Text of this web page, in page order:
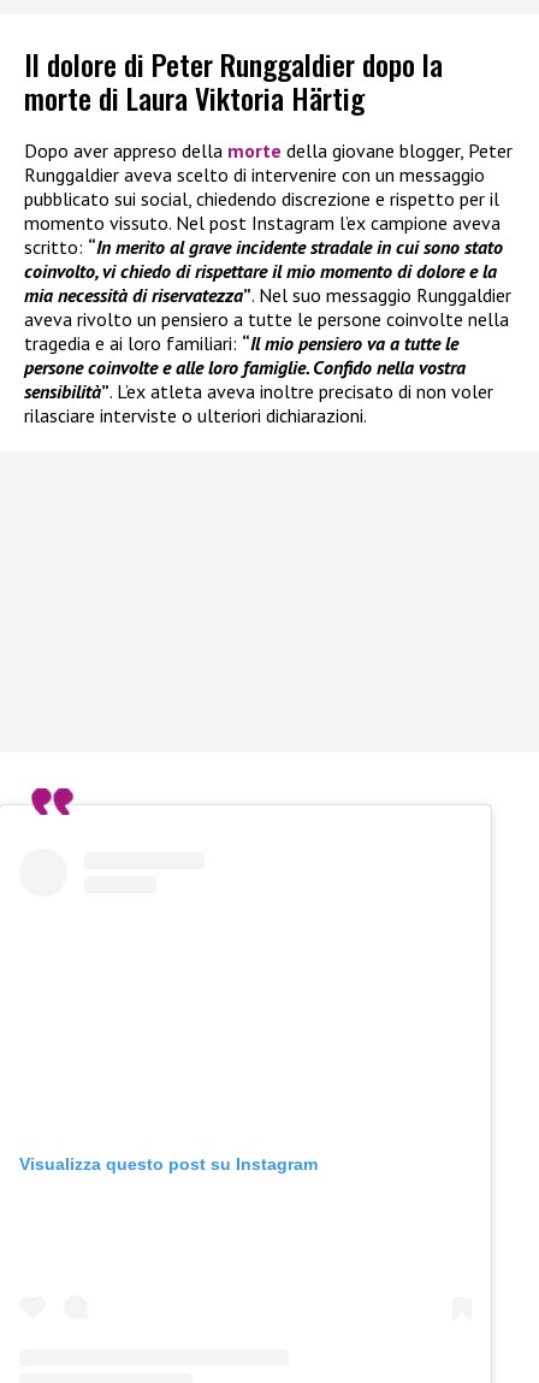
Il dolore di Peter Runggaldier dopo la
morte di Laura Viktoria Härtig
Dopo aver appreso della morte della giovane blogger, Peter
Runggaldier aveva scelto di intervenire con un messaggio
pubblicato sui social, chiedendo discrezione e rispetto per il
momento vissuto. Nel post Instagram l’ex campione aveva
scritto: “In merito al grave incidente stradale in cui sono stato
coinvolto, vi chiedo di rispettare il mio momento di dolore e la
mia necessità di riservatezza”. Nel suo messaggio Runggaldier
aveva rivolto un pensiero a tutte le persone coinvolte nella
tragedia e ai loro familiari: “Il mio pensiero va a tutte le
persone coinvolte e alle loro famiglie. Confido nella vostra
sensibilità”. L’ex atleta aveva inoltre precisato di non voler
rilasciare interviste o ulteriori dichiarazioni.
Visualizza questo post su Instagram